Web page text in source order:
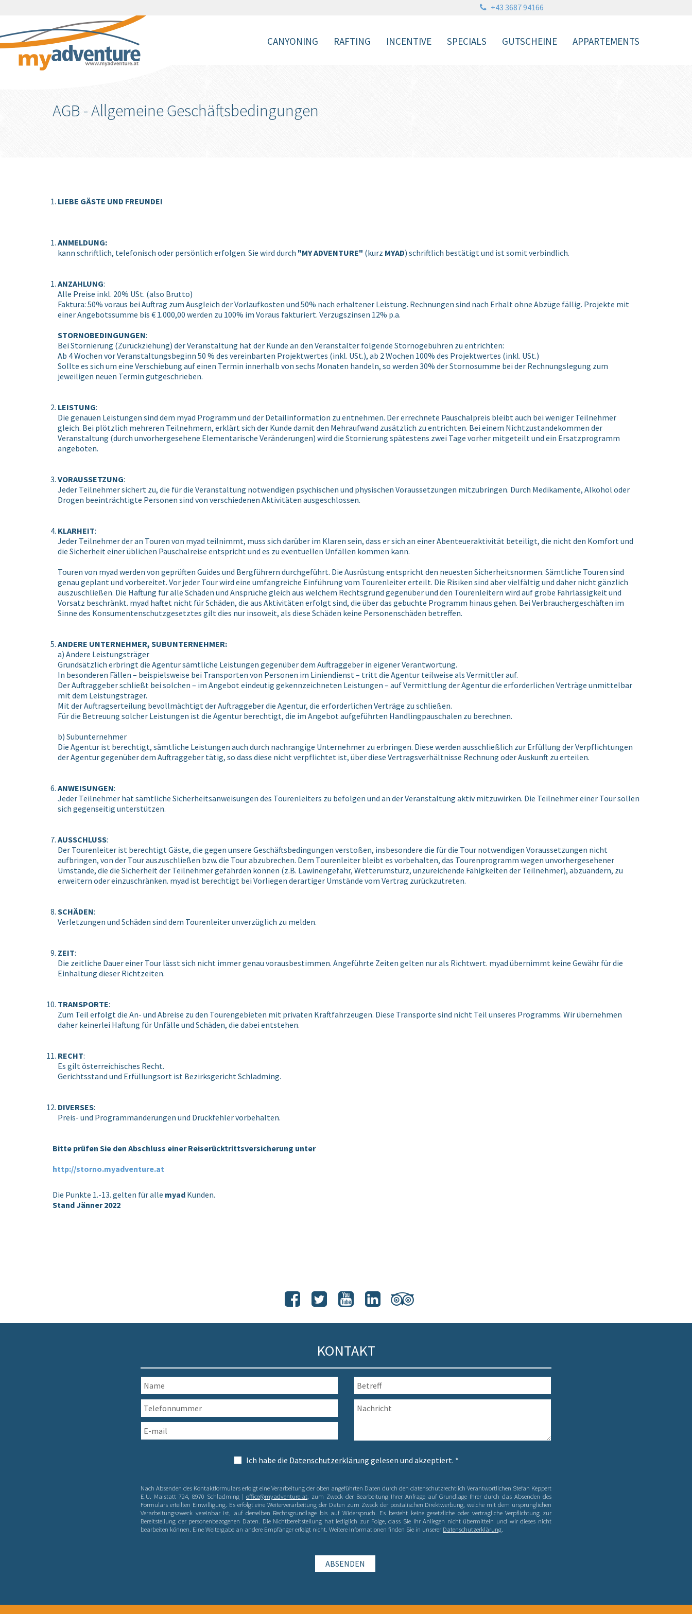
+43 3687 94166
CANYONING RAFTING INCENTIVE SPECIALS GUTSCHEINE APPARTEMENTS
AGB - Allgemeine Geschäftsbedingungen
LIEBE GÄSTE UND FREUNDE!
ANMELDUNG:
kann schriftlich, telefonisch oder persönlich erfolgen. Sie wird durch "MY ADVENTURE" (kurz MYAD) schriftlich bestätigt und ist somit verbindlich.
ANZAHLUNG:
Alle Preise inkl. 20% USt. (also Brutto)
Faktura: 50% voraus bei Auftrag zum Ausgleich der Vorlaufkosten und 50% nach erhaltener Leistung. Rechnungen sind nach Erhalt ohne Abzüge fällig. Projekte mit
einer Angebotssumme bis € 1.000,00 werden zu 100% im Voraus fakturiert. Verzugszinsen 12% p.a.
STORNOBEDINGUNGEN:
Bei Stornierung (Zurückziehung) der Veranstaltung hat der Kunde an den Veranstalter folgende Stornogebühren zu entrichten:
Ab 4 Wochen vor Veranstaltungsbeginn 50 % des vereinbarten Projektwertes (inkl. USt.), ab 2 Wochen 100% des Projektwertes (inkl. USt.)
Sollte es sich um eine Verschiebung auf einen Termin innerhalb von sechs Monaten handeln, so werden 30% der Stornosumme bei der Rechnungslegung zum
jeweiligen neuen Termin gutgeschrieben.
LEISTUNG:
Die genauen Leistungen sind dem myad Programm und der Detailinformation zu entnehmen. Der errechnete Pauschalpreis bleibt auch bei weniger Teilnehmer
gleich. Bei plötzlich mehreren Teilnehmern, erklärt sich der Kunde damit den Mehraufwand zusätzlich zu entrichten. Bei einem Nichtzustandekommen der
Veranstaltung (durch unvorhergesehene Elementarische Veränderungen) wird die Stornierung spätestens zwei Tage vorher mitgeteilt und ein Ersatzprogramm
angeboten.
VORAUSSETZUNG:
Jeder Teilnehmer sichert zu, die für die Veranstaltung notwendigen psychischen und physischen Voraussetzungen mitzubringen. Durch Medikamente, Alkohol oder
Drogen beeinträchtigte Personen sind von verschiedenen Aktivitäten ausgeschlossen.
KLARHEIT:
Jeder Teilnehmer der an Touren von myad teilnimmt, muss sich darüber im Klaren sein, dass er sich an einer Abenteueraktivität beteiligt, die nicht den Komfort und
die Sicherheit einer üblichen Pauschalreise entspricht und es zu eventuellen Unfällen kommen kann.
Touren von myad werden von geprüften Guides und Bergführern durchgeführt. Die Ausrüstung entspricht den neuesten Sicherheitsnormen. Sämtliche Touren sind
genau geplant und vorbereitet. Vor jeder Tour wird eine umfangreiche Einführung vom Tourenleiter erteilt. Die Risiken sind aber vielfältig und daher nicht gänzlich
auszuschließen. Die Haftung für alle Schäden und Ansprüche gleich aus welchem Rechtsgrund gegenüber und den Tourenleitern wird auf grobe Fahrlässigkeit und
Vorsatz beschränkt. myad haftet nicht für Schäden, die aus Aktivitäten erfolgt sind, die über das gebuchte Programm hinaus gehen. Bei Verbrauchergeschäften im
Sinne des Konsumentenschutzgesetztes gilt dies nur insoweit, als diese Schäden keine Personenschäden betreffen.
ANDERE UNTERNEHMER, SUBUNTERNEHMER:
a) Andere Leistungsträger
Grundsätzlich erbringt die Agentur sämtliche Leistungen gegenüber dem Auftraggeber in eigener Verantwortung.
In besonderen Fällen – beispielsweise bei Transporten von Personen im Liniendienst – tritt die Agentur teilweise als Vermittler auf.
Der Auftraggeber schließt bei solchen – im Angebot eindeutig gekennzeichneten Leistungen – auf Vermittlung der Agentur die erforderlichen Verträge unmittelbar
mit dem Leistungsträger.
Mit der Auftragserteilung bevollmächtigt der Auftraggeber die Agentur, die erforderlichen Verträge zu schließen.
Für die Betreuung solcher Leistungen ist die Agentur berechtigt, die im Angebot aufgeführten Handlingpauschalen zu berechnen.
b) Subunternehmer
Die Agentur ist berechtigt, sämtliche Leistungen auch durch nachrangige Unternehmer zu erbringen. Diese werden ausschließlich zur Erfüllung der Verpflichtungen
der Agentur gegenüber dem Auftraggeber tätig, so dass diese nicht verpflichtet ist, über diese Vertragsverhältnisse Rechnung oder Auskunft zu erteilen.
ANWEISUNGEN:
Jeder Teilnehmer hat sämtliche Sicherheitsanweisungen des Tourenleiters zu befolgen und an der Veranstaltung aktiv mitzuwirken. Die Teilnehmer einer Tour sollen
sich gegenseitig unterstützen.
AUSSCHLUSS:
Der Tourenleiter ist berechtigt Gäste, die gegen unsere Geschäftsbedingungen verstoßen, insbesondere die für die Tour notwendigen Voraussetzungen nicht
aufbringen, von der Tour auszuschließen bzw. die Tour abzubrechen. Dem Tourenleiter bleibt es vorbehalten, das Tourenprogramm wegen unvorhergesehener
Umstände, die die Sicherheit der Teilnehmer gefährden können (z.B. Lawinengefahr, Wetterumsturz, unzureichende Fähigkeiten der Teilnehmer), abzuändern, zu
erweitern oder einzuschränken. myad ist berechtigt bei Vorliegen derartiger Umstände vom Vertrag zurückzutreten.
SCHÄDEN:
Verletzungen und Schäden sind dem Tourenleiter unverzüglich zu melden.
ZEIT:
Die zeitliche Dauer einer Tour lässt sich nicht immer genau vorausbestimmen. Angeführte Zeiten gelten nur als Richtwert. myad übernimmt keine Gewähr für die
Einhaltung dieser Richtzeiten.
TRANSPORTE:
Zum Teil erfolgt die An- und Abreise zu den Tourengebieten mit privaten Kraftfahrzeugen. Diese Transporte sind nicht Teil unseres Programms. Wir übernehmen
daher keinerlei Haftung für Unfälle und Schäden, die dabei entstehen.
RECHT:
Es gilt österreichisches Recht.
Gerichtsstand und Erfüllungsort ist Bezirksgericht Schladming.
DIVERSES:
Preis- und Programmänderungen und Druckfehler vorbehalten.
Bitte prüfen Sie den Abschluss einer Reiserücktrittsversicherung unter
http://storno.myadventure.at
Die Punkte 1.-13. gelten für alle myad Kunden.
Stand Jänner 2022
KONTAKT
Ich habe die Datenschutzerklärung gelesen und akzeptiert. *
Nach Absenden des Kontaktformulars erfolgt eine Verarbeitung der oben angeführten Daten durch den datenschutzrechtlich Verantwortlichen Stefan Keppert
E.U. Maistatt 724, 8970 Schladming | office@myadventure.at , zum Zweck der Bearbeitung Ihrer Anfrage auf Grundlage Ihrer durch das Absenden des
Formulars erteilten Einwilligung. Es erfolgt eine Weiterverarbeitung der Daten zum Zweck der postalischen Direktwerbung, welche mit dem ursprünglichen
Verarbeitungszweck vereinbar ist, auf derselben Rechtsgrundlage bis auf Widerspruch. Es besteht keine gesetzliche oder vertragliche Verpflichtung zur
Bereitstellung der personenbezogenen Daten. Die Nichtbereitstellung hat lediglich zur Folge, dass Sie Ihr Anliegen nicht übermitteln und wir dieses nicht
bearbeiten können. Eine Weitergabe an andere Empfänger erfolgt nicht. Weitere Informationen finden Sie in unserer Datenschutzerklärung
ABSENDEN